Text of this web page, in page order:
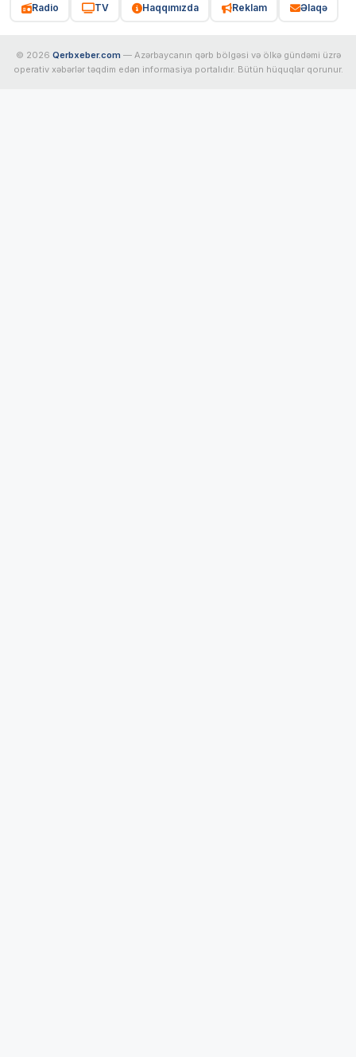
Radio TV Haqqımızda Reklam Əlaqə
© 2026 Qerbxeber.com — Azərbaycanın qərb bölgəsi və ölkə gündəmi üzrə
operativ xəbərlər təqdim edən informasiya portalıdır. Bütün hüquqlar qorunur.